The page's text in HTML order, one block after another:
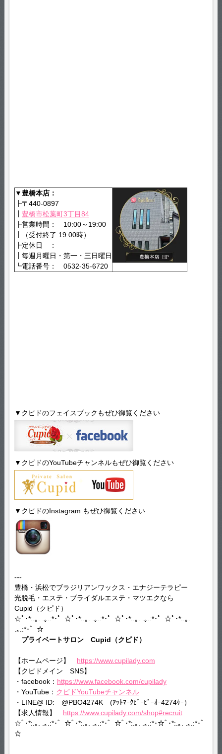
▼豊橋本店：
┣〒440-0897
豊橋市松葉町3丁目84
┣営業時間： 10:00～19:00
┃（受付終了 19:00時）
┣定休日 ：
┃毎週月曜日・第一・三日曜日
┗電話番号： 0532-35-6720
▼クピドのフェイスブックもぜひ御覧ください
▼クピドのYouTubeチャンネルもぜひ御覧ください
▼クピドのInstagram もぜひ御覧ください
---
豊橋・浜松でブラジリアンワックス・エナジーテラピー
光脱毛・エステ・ブライダルエステ・マツエクなら
Cupid（クピド）
☆ﾟ･*:.｡. .｡.:*･゜☆ﾟ･*:.｡. .｡.:*･゜☆ﾟ･*:.｡. .｡.:*･゜☆ﾟ･*:.｡.
.｡.:*･゜☆
プライベートサロン Cupid（クピド）
【ホームページ】 https://www.cupilady.com
【クピドメイン SNS】
・facebook： https://www.facebook.com/cupilady
・YouTube： クピドYouTubeチャンネル
・LINE@ ID: @PBO4274K (ｱｯﾄﾏｰｸﾋﾟｰﾋﾞｰｵｰ4274ｹｰ）
【求人情報】 https://www.cupilady.com/shop#recruit
☆ﾟ･*:.｡. .｡.:*･゜☆ﾟ･*:.｡. .｡.:*･゜☆ﾟ･*:.｡. .｡.:*･☆ﾟ･*:.｡. .｡.:*･゜
☆